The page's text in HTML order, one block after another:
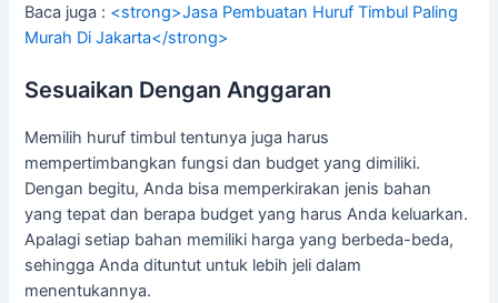
Baca juga : <strong>Jasa Pembuatan Huruf Timbul Paling
Murah Di Jakarta</strong>
Sesuaikan Dengan Anggaran
Memilih huruf timbul tentunya juga harus
mempertimbangkan fungsi dan budget yang dimiliki.
Dengan begitu, Anda bisa memperkirakan jenis bahan
yang tepat dan berapa budget yang harus Anda keluarkan.
Apalagi setiap bahan memiliki harga yang berbeda-beda,
sehingga Anda dituntut untuk lebih jeli dalam
menentukannya.